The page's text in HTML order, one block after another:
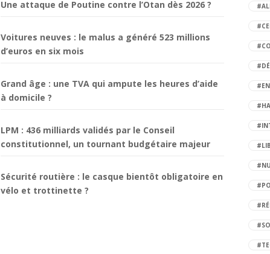
Une attaque de Poutine contre l’Otan dès 2026 ?
Voitures neuves : le malus a généré 523 millions
d’euros en six mois
Grand âge : une TVA qui ampute les heures d’aide
à domicile ?
LPM : 436 milliards validés par le Conseil
constitutionnel, un tournant budgétaire majeur
Sécurité routière : le casque bientôt obligatoire en
vélo et trottinette ?